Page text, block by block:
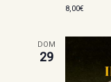
8,00€
DOM
29